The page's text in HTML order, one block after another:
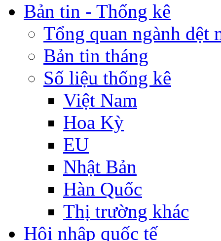
Bản tin - Thống kê
Tổng quan ngành dệt
Bản tin tháng
Số liệu thống kê
Việt Nam
Hoa Kỳ
EU
Nhật Bản
Hàn Quốc
Thị trường khác
Hội nhập quốc tế